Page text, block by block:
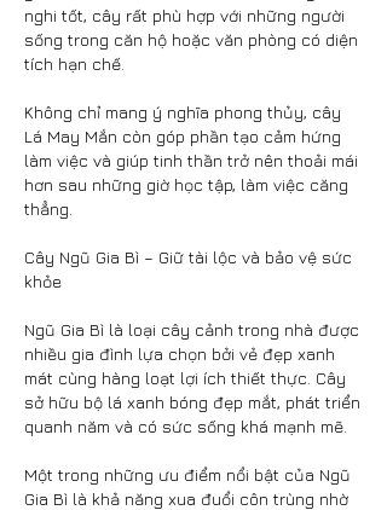
nghi tốt, cây rất phù hợp với những người
sống trong căn hộ hoặc văn phòng có diện
tích hạn chế.
Không chỉ mang ý nghĩa phong thủy, cây
Lá May Mắn còn góp phần tạo cảm hứng
làm việc và giúp tinh thần trở nên thoải mái
hơn sau những giờ học tập, làm việc căng
thẳng.
Cây Ngũ Gia Bì – Giữ tài lộc và bảo vệ sức
khỏe
Ngũ Gia Bì là loại cây cảnh trong nhà được
nhiều gia đình lựa chọn bởi vẻ đẹp xanh
mát cùng hàng loạt lợi ích thiết thực. Cây
sở hữu bộ lá xanh bóng đẹp mắt, phát triển
quanh năm và có sức sống khá mạnh mẽ.
Một trong những ưu điểm nổi bật của Ngũ
Gia Bì là khả năng xua đuổi côn trùng nhờ